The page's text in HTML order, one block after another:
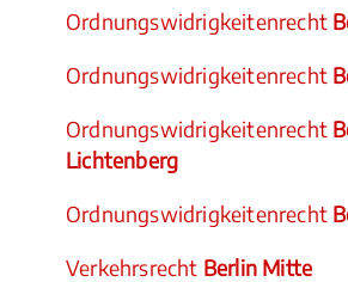
Ordnungswidrigkeitenrecht
Ordnungswidrigkeitenrecht
Ordnungswidrigkeitenrecht
Lichtenberg
Ordnungswidrigkeitenrecht
Verkehrsrecht Berlin Mitte